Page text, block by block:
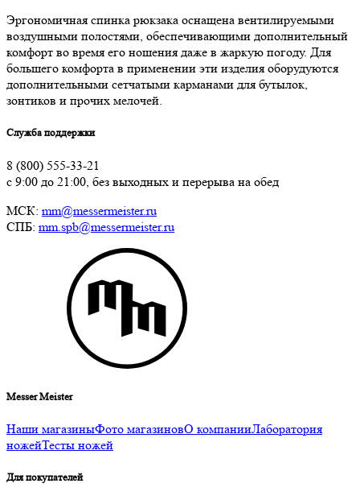
Эргономичная спинка рюкзака оснащена вентилируемыми
воздушными полостями, обеспечивающими дополнительный
комфорт во время его ношения даже в жаркую погоду. Для
большего комфорта в применении эти изделия оборудуются
дополнительными сетчатыми карманами для бутылок,
зонтиков и прочих мелочей.
Служба поддержки
8 (800) 555-33-21
с 9:00 до 21:00, без выходных и перерыва на обед
МСК: mm@messermeister.ru
СПБ: mm.spb@messermeister.ru
Messer Meister
Наши магазиныФото магазиновО компанииЛаборатория
ножейТесты ножей
Для покупателей